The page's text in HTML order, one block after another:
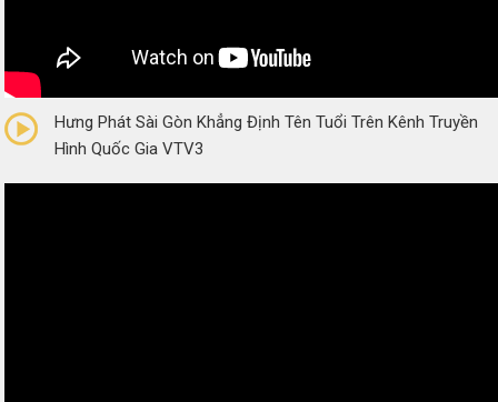
(0 Reviews)
Hưng Phát Sài Gòn Khẳng Định Tên Tuổi Trên Kênh Truyền
Hình Quốc Gia VTV3